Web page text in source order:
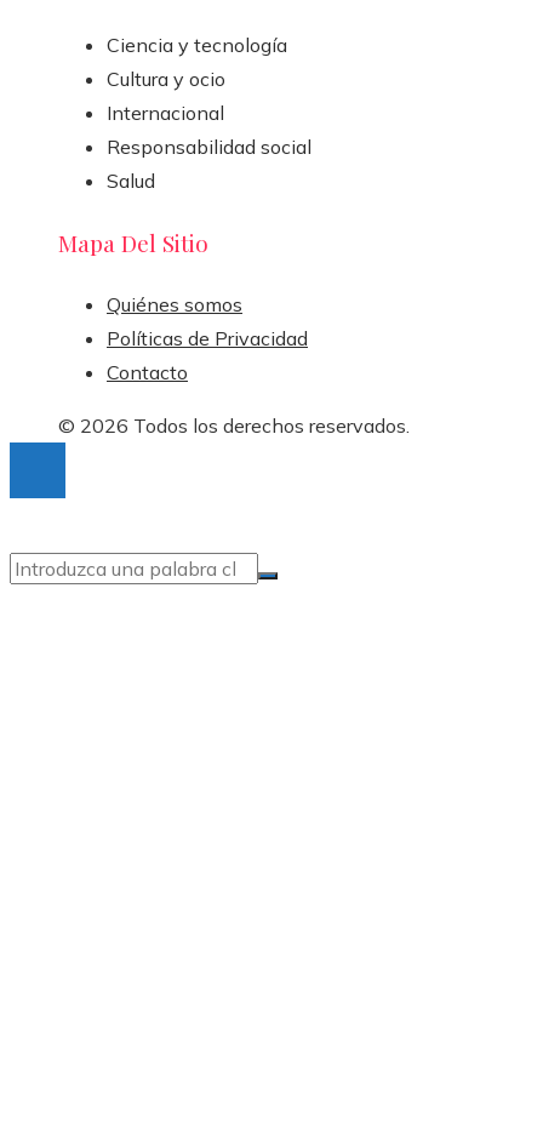
Ciencia y tecnología
Cultura y ocio
Internacional
Responsabilidad social
Salud
Mapa Del Sitio
Quiénes somos
Políticas de Privacidad
Contacto
© 2026 Todos los derechos reservados.